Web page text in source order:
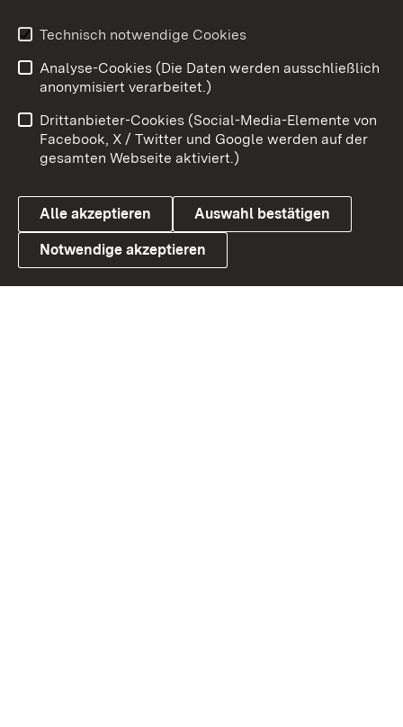
Youtube
Link zum Landesportal
Benutzungshinweise
Barrierefreiheit
Datenschutz
Cookies
Technisch notwendige Cookies
Analyse-Cookies (Die Daten werden ausschließlich
anonymisiert verarbeitet.)
Drittanbieter-Cookies (Social-Media-Elemente von
Facebook, X / Twitter und Google werden auf der
gesamten Webseite aktiviert.)
Alle akzeptieren Auswahl bestätigen
Notwendige akzeptieren